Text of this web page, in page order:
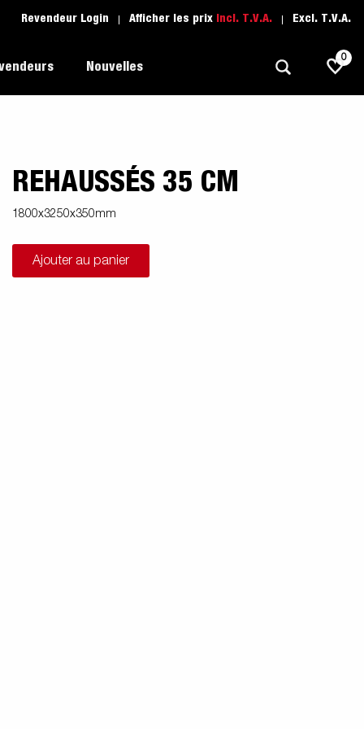
Revendeur Login Afficher les prix Incl. T.V.A. Excl. T.V.A.
Polyvalent
Bateau
L'école de conduite
Pièces de rechange
1205 Limited Edition
Nouvelles
0
REHAUSSÉS 35 CM
1800x3250x350mm
Ajouter au panier